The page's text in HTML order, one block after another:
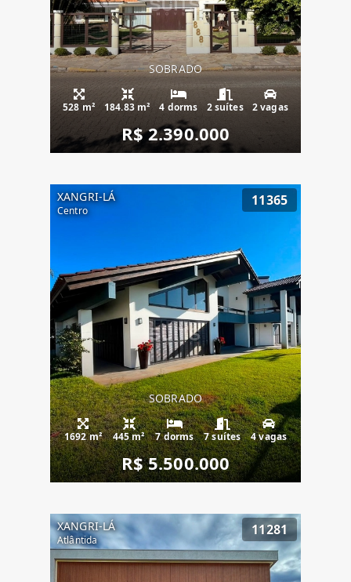
SOBRADO
528 m² 184.83 m² 4 dorms 2 suítes 2 vagas
R$ 2.390.000
XANGRI-LÁ
Centro
11365
SOBRADO
1692 m² 445 m² 7 dorms 7 suítes 4 vagas
R$ 5.500.000
XANGRI-LÁ
Atlântida
11281